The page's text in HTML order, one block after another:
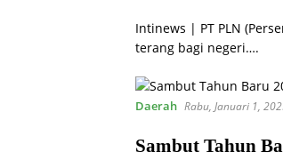
Intinews | PT PLN
terang bagi negeri….
Daerah Rabu, Januari 1,
Sambut Tahun